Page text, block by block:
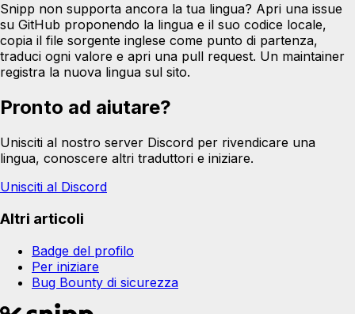
Snipp non supporta ancora la tua lingua? Apri una issue
su GitHub proponendo la lingua e il suo codice locale,
copia il file sorgente inglese come punto di partenza,
traduci ogni valore e apri una pull request. Un maintainer
registra la nuova lingua sul sito.
Pronto ad aiutare?
Unisciti al nostro server Discord per rivendicare una
lingua, conoscere altri traduttori e iniziare.
Unisciti al Discord
Altri articoli
Badge del profilo
Per iniziare
Bug Bounty di sicurezza